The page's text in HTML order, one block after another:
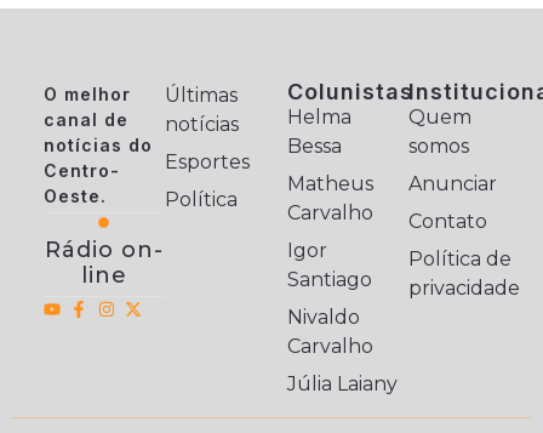
O melhor
canal de
notícias do
Centro-
Oeste.
Rádio on-
line
Últimas
notícias
Esportes
Política
Colunistas
Helma
Bessa
Matheus
Carvalho
Igor
Santiago
Nivaldo
Carvalho
Júlia Laiany
Quem
somos
Anunciar
Contato
Política de
privacidade